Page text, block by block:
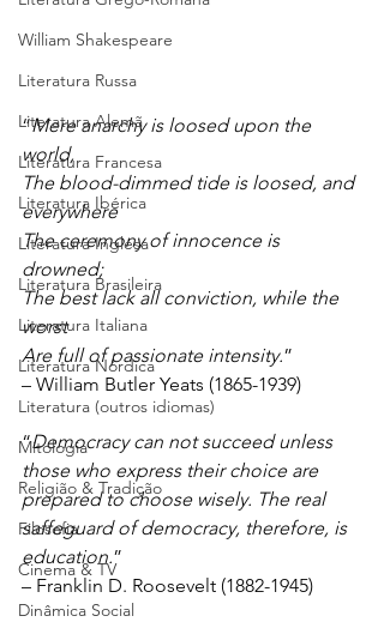
William Shakespeare
Literatura Russa
Literatura Alemã
Literatura Francesa
Literatura Ibérica
Literatura Inglesa
Literatura Brasileira
Literatura Italiana
Literatura Nórdica
Literatura (outros idiomas)
Mitologia
Religião & Tradição
Filosofia
Cinema & TV
Dinâmica Social
“Mere anarchy is loosed upon the
world,
The blood-dimmed tide is loosed, and
everywhere
The ceremony of innocence is
drowned;
The best lack all conviction, while the
worst
Are full of passionate intensity.”
– William Butler Yeats (1865-1939)
“Democracy can not succeed unless
those who express their choice are
prepared to choose wisely. The real
saffeguard of democracy, therefore, is
education.”
– Franklin D. Roosevelt (1882-1945)